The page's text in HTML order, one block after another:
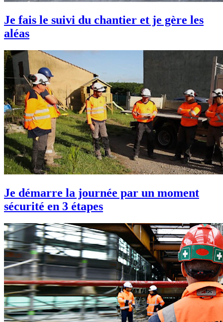
Je fais le suivi du chantier et je gère les
aléas
Je démarre la journée par un moment
sécurité en 3 étapes